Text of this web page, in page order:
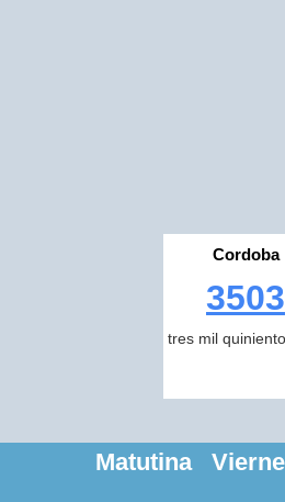
Cordoba
3503
tres mil
Matutina